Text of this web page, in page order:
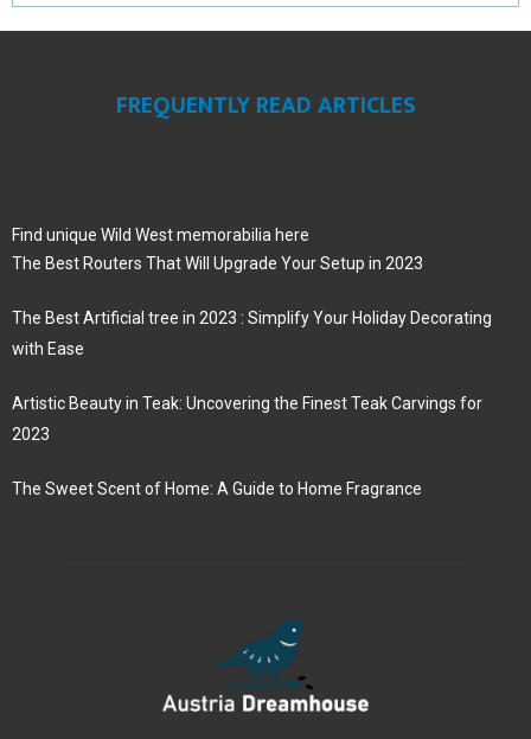
FREQUENTLY READ ARTICLES
Find unique Wild West memorabilia here
The Best Routers That Will Upgrade Your Setup in 2023
The Best Artificial tree in 2023 : Simplify Your Holiday Decorating
with Ease
Artistic Beauty in Teak: Uncovering the Finest Teak Carvings for
2023
The Sweet Scent of Home: A Guide to Home Fragrance